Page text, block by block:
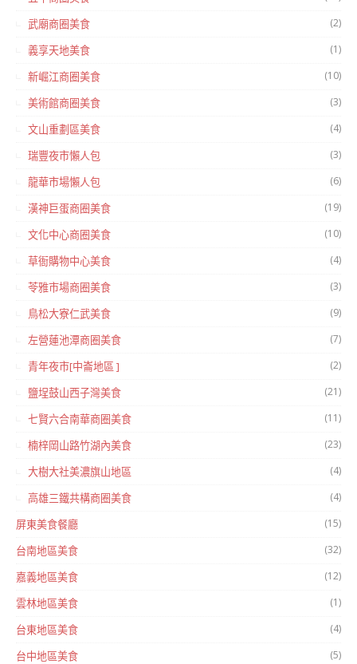
武廟商圈美食 (2)
義享天地美食 (1)
新崛江商圈美食 (10)
美術館商圈美食 (3)
文山重劃區美食 (4)
瑞豐夜市懶人包 (3)
龍華市場懶人包 (6)
漢神巨蛋商圈美食 (19)
文化中心商圈美食 (10)
草衙購物中心美食 (4)
苓雅市場商圈美食 (3)
鳥松大寮仁武美食 (9)
左營蓮池潭商圈美食 (7)
青年夜市[中崙地區 ] (2)
鹽埕鼓山西子灣美食 (21)
七賢六合南華商圈美食 (11)
楠梓岡山路竹湖內美食 (23)
大樹大社美濃旗山地區 (4)
高雄三鐵共構商圈美食 (4)
屏東美食餐廳 (15)
台南地區美食 (32)
嘉義地區美食 (12)
雲林地區美食 (1)
台東地區美食 (4)
台中地區美食 (5)